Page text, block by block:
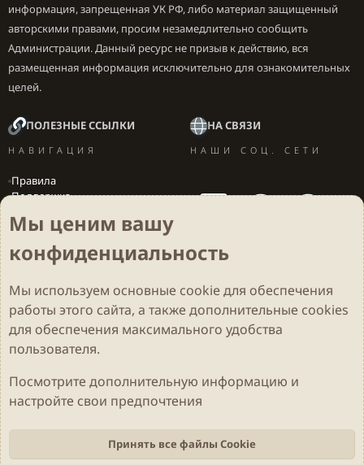
информация, запрещенная УК РФ, либо материал защищенный
авторскими правами, просим незамедлительно сообщить
Администрации. Данный ресурс не призыв к действию, вся
размещенная информация исключительно для ознакомительных
целей.
ПОЛЕЗНЫЕ ССЫЛКИ
НАВИГАЦИЯ
Правила
Поддержка
Локализация игр
НА СВЯЗИ
НАШИ СОЦ. СЕТИ
Cookies Darkdale - Основа [v.2.3.2 rc1] 🔥
Русский (RU)
Обратная связь
Условия и правила
Политика конфиденциальности
Помощь
R
ЛокализацияLiaNdrY
Мы ценим вашу
конфиденциальность
Мы используем основные cookieдля обеспечения
работы этого сайта, а также дополнительные cookies
для обеспечения максимального удобства
пользователя.
Посмотрите дополнительную информацию и
настройте свои предпочтения
Принять все файлы Cookie